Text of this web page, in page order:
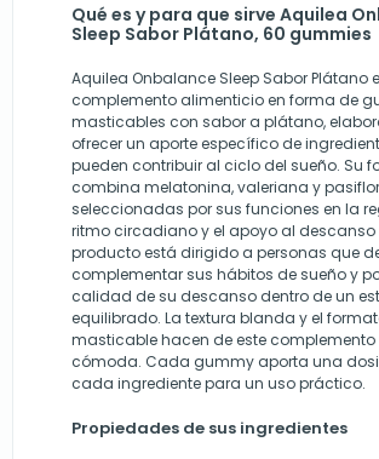
Qué es y para que sirve Aquilea
Sleep Sabor Plátano, 60 gummies
Aquilea Onbalance Sleep Sabor Plátano
complemento alimenticio en forma de
masticables con sabor a plátano,
ofrecer un aporte específico de
pueden contribuir al ciclo del sueño. Su
combina melatonina, valeriana y
seleccionadas por sus funciones en la
ritmo circadiano y el apoyo al descanso
producto está dirigido a personas que
complementar sus hábitos de sueño y
calidad de su descanso dentro de un
equilibrado. La textura blanda y el
masticable hacen de este
cómoda. Cada gummy aporta una
cada ingrediente para un uso práctico.
Propiedades de sus ingredientes